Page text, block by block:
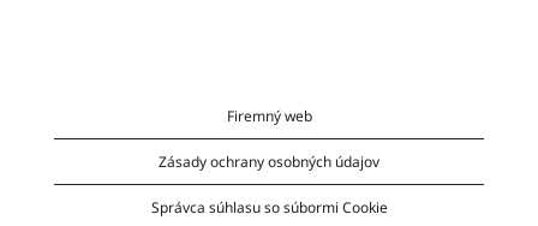
Firemný web
Zásady ochrany osobných údajov
Správca súhlasu so súbormi Cookie